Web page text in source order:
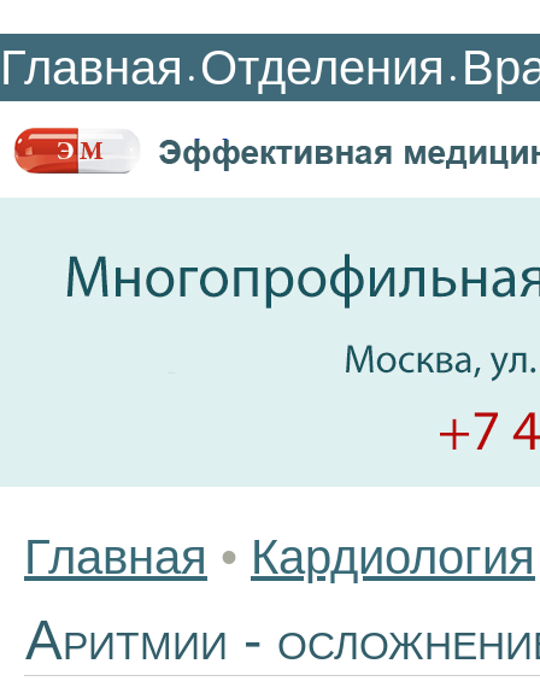
Главная • Отделения •
Главная • Кардиология
Аритмии -